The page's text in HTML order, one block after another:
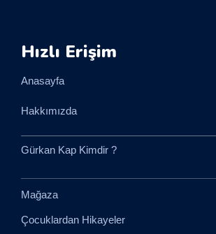
Hızlı Erişim
Anasayfa
Hakkımızda
Gürkan Kap Kimdir ?
Mağaza
Çocuklardan Hikayeler